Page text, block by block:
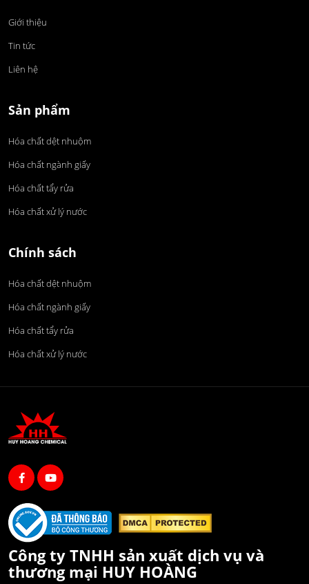
Giới thiệu
Tin tức
Liên hệ
Sản phẩm
Hóa chất dệt nhuộm
Hóa chất ngành giấy
Hóa chất tẩy rửa
Hóa chất xử lý nước
Chính sách
Hóa chất dệt nhuộm
Hóa chất ngành giấy
Hóa chất tẩy rửa
Hóa chất xử lý nước
Công ty TNHH sản xuất dịch vụ và
thương mại HUY HOÀNG